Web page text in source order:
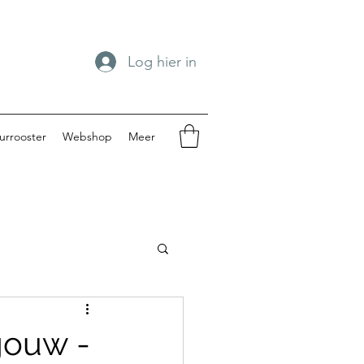
Log hier in
Webshop Meer
2024
-